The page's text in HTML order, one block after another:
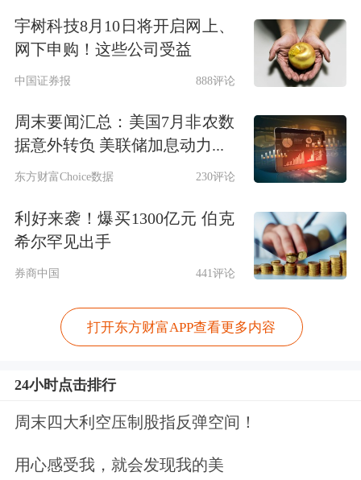
计金额9,738.72亿元，较上年末增加
978.10亿元，增幅11.16%；持有债权投
资账面余额4,909.02亿元，债券投资占
比超50%。数据显示其投资收益为73.24
亿元，较上年同期增加16.75亿元，增
幅29.66%。
常熟银行 披露的年报显示，其2024年投
权投资收益、其他债权投资收益分别增
度，债券市场利率下行速度加快，推动
银行通过OCI账户进一步积累债券估值
宇树科技8月10日将开启网上、
网下申购！这些公司受益
中国证券报 888评论
周末要闻汇总：美国7月非农数
据意外转负 美联储加息动力...
东方财富Choice数据 230评论
利好来袭！爆买1300亿元 伯克
希尔罕见出手
券商中国 441评论
打开东方财富APP查看更多内容
24小时点击排行
周末四大利空压制股指反弹空间！
用心感受我，就会发现我的美